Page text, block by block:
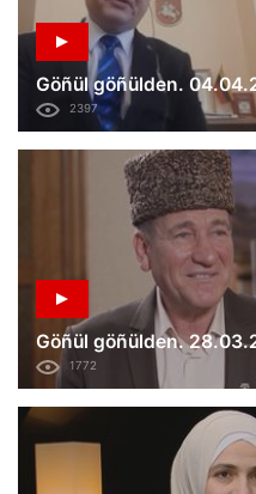
Göñül göñülden.
2397
Göñül göñülden.
1772